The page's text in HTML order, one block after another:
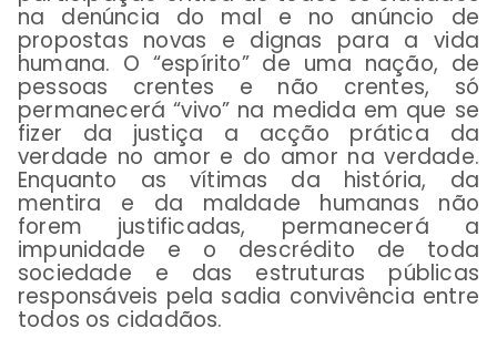
na denúncia do mal e no anúncio de
propostas novas e dignas para a vida
humana. O “espírito” de uma nação, de
pessoas crentes e não crentes, só
permanecerá “vivo” na medida em que se
fizer da justiça a acção prática da
verdade no amor e do amor na verdade.
Enquanto as vítimas da história, da
mentira e da maldade humanas não
forem justificadas, permanecerá a
impunidade e o descrédito de toda
sociedade e das estruturas públicas
responsáveis pela sadia convivência entre
todos os cidadãos.